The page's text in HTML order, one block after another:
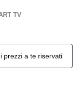
TV
prezzi a te riservati